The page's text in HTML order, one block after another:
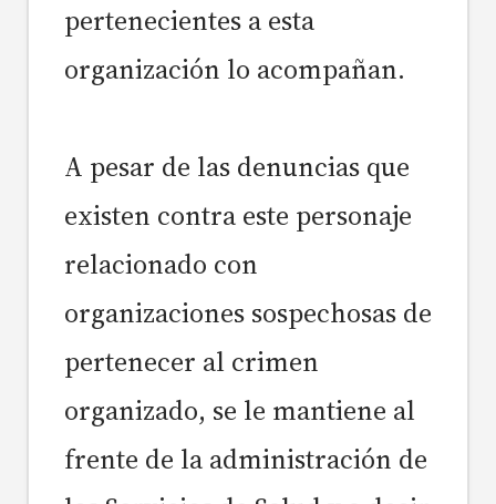
pertenecientes a esta
organización lo acompañan.
A pesar de las denuncias que
existen contra este personaje
relacionado con
organizaciones sospechosas de
pertenecer al crimen
organizado, se le mantiene al
frente de la administración de